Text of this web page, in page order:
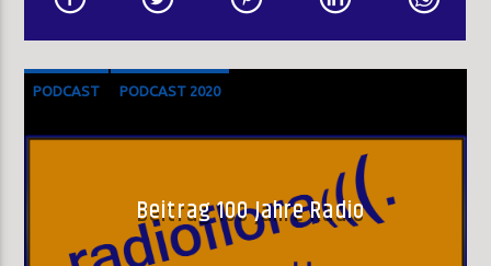
PODCAST PODCAST 2020
Beitrag 100 Jahre Radio